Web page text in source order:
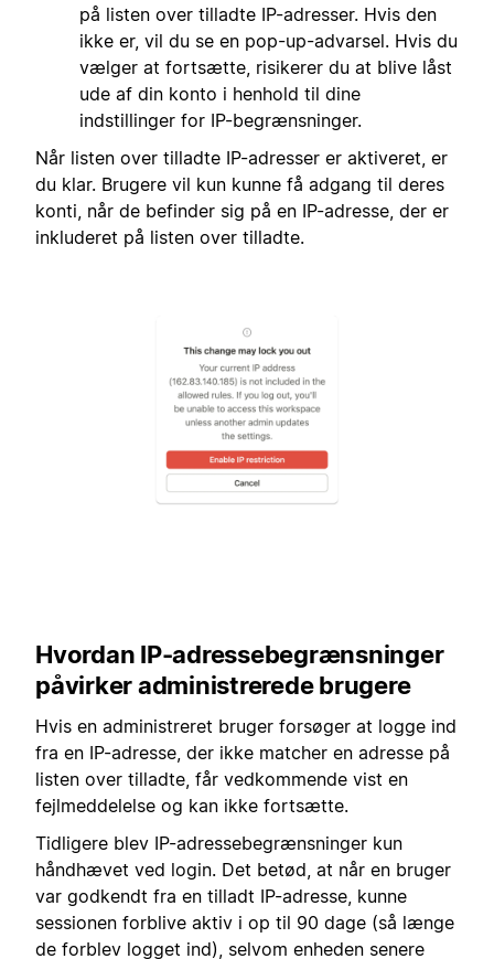
på listen over tilladte IP-adresser. Hvis den
ikke er, vil du se en pop-up-advarsel. Hvis du
vælger at fortsætte, risikerer du at blive låst
ude af din konto i henhold til dine
indstillinger for IP-begrænsninger.
Når listen over tilladte IP-adresser er aktiveret, er
du klar. Brugere vil kun kunne få adgang til deres
konti, når de befinder sig på en IP-adresse, der er
inkluderet på listen over tilladte.
Hvordan IP-adressebegrænsninger
påvirker administrerede brugere
Hvis en administreret bruger forsøger at logge ind
fra en IP-adresse, der ikke matcher en adresse på
listen over tilladte, får vedkommende vist en
fejlmeddelelse og kan ikke fortsætte.
Tidligere blev IP-adressebegrænsninger kun
håndhævet ved login. Det betød, at når en bruger
var godkendt fra en tilladt IP-adresse, kunne
sessionen forblive aktiv i op til 90 dage (så længe
de forblev logget ind), selvom enheden senere